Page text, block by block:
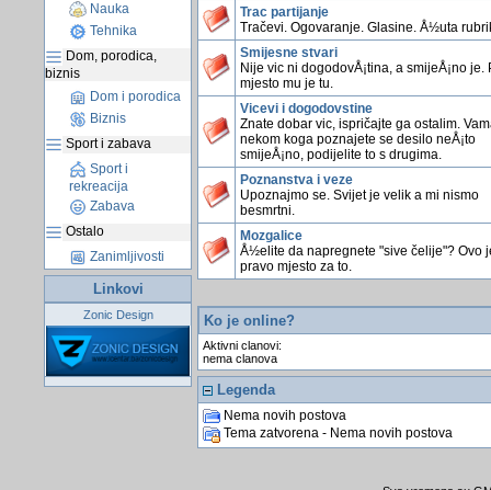
Nauka
Tehnika
Dom, porodica,
biznis
Dom i porodica
Biznis
Sport i zabava
Sport i
rekreacija
Zabava
Ostalo
Zanimljivosti
Linkovi
Zonic Design
Trac partijanje
Tračevi. Ogovaranje. Glasine. Å½uta
Smijesne stvari
Nije vic ni dogodovÅ¡tina, a smijeÅ¡no je.
mjesto mu je tu.
Vicevi i dogodovstine
Znate dobar vic, ispričajte ga ostalim.
nekom koga poznajete se desilo neÅ¡to
smijeÅ¡no, podijelite to s drugima.
Poznanstva i veze
Upoznajmo se. Svijet je velik a mi nismo
besmrtni.
Mozgalice
Å½elite da napregnete "sive čelije"? Ovo
pravo mjesto za to.
Ko je online?
Aktivni clanovi:
nema clanova
Legenda
Nema novih postova
Tema zatvorena - Nema novih postova